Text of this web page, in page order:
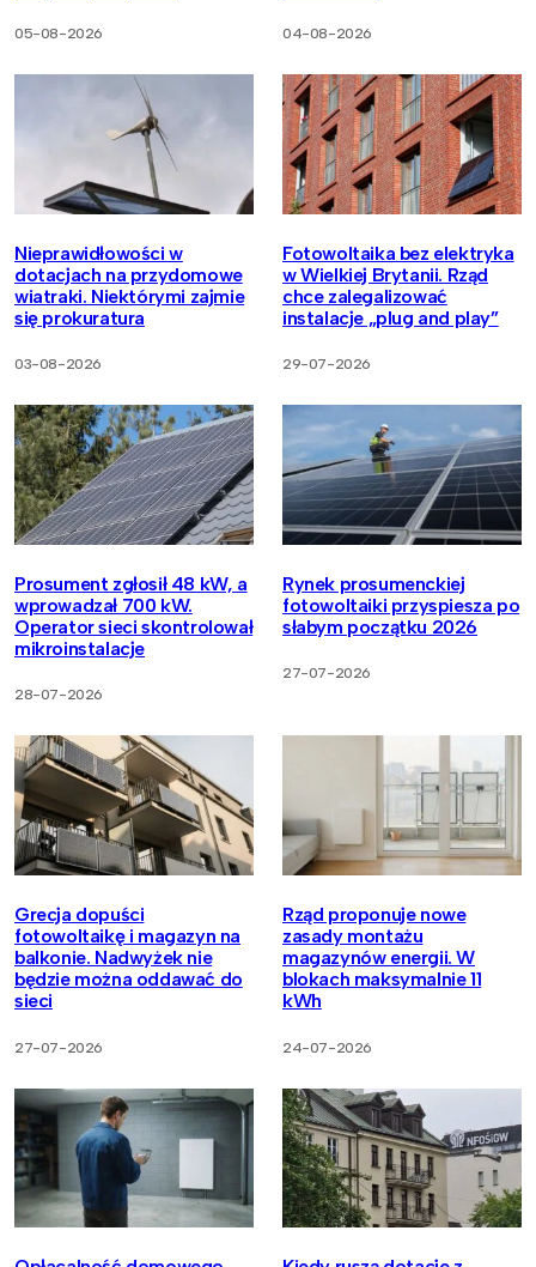
05-08-2026 04-08-2026
Nieprawidłowości w
dotacjach na przydomowe
wiatraki. Niektórymi zajmie
się prokuratura
03-08-2026
Fotowoltaika bez elektryka
w Wielkiej Brytanii. Rząd
chce zalegalizować
instalacje „plug and play”
29-07-2026
Prosument zgłosił 48 kW, a
wprowadzał 700 kW.
Operator sieci skontrolował
mikroinstalacje
28-07-2026
Rynek prosumenckiej
fotowoltaiki przyspiesza po
słabym początku 2026
27-07-2026
Grecja dopuści
fotowoltaikę i magazyn na
balkonie. Nadwyżek nie
będzie można oddawać do
sieci
27-07-2026
Rząd proponuje nowe
zasady montażu
magazynów energii. W
blokach maksymalnie 11
kWh
24-07-2026